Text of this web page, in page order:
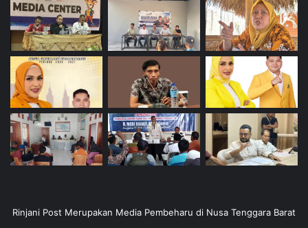
Rinjani Post Merupakan Media Pembeharu di Nusa Tenggara Barat